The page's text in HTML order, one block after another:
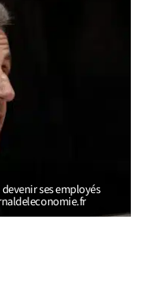
ses employés